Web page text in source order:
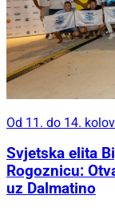
Od 11. do 14.
Svjetska elita
Rogoznicu:
uz Dalmatino